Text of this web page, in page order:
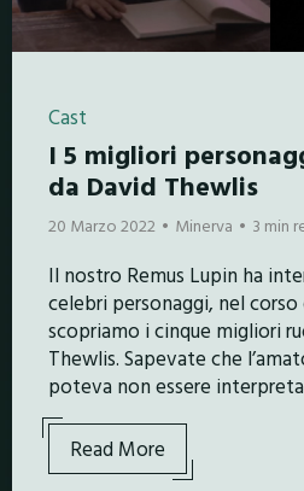
Cast
I 5 migliori
da David Thewlis
20 Marzo 2022 Minerva 3 min
Il nostro Remus Lupin ha
celebri personaggi, nel corso
scopriamo i cinque migliori
Thewlis. Sapevate che
poteva non essere
Read More